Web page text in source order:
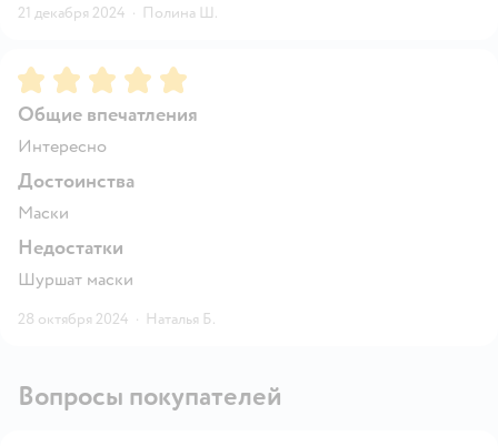
21 декабря 2024 · Полина Ш.
Рейтинг:5
Общие впечатления
Интересно
Достоинства
Маски
Недостатки
Шуршат маски
28 октября 2024 · Наталья Б.
Вопросы покупателей